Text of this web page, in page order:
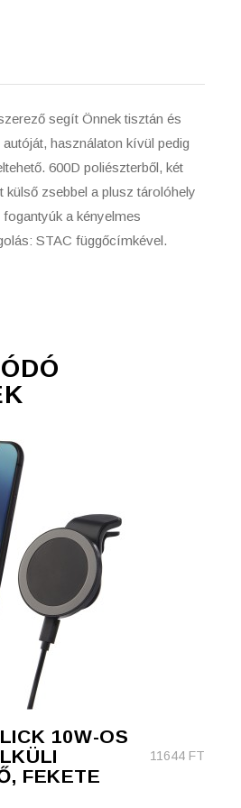
segít Önnek tisztán és
használaton kívül pedig
600D poliészterből, két
külső zsebbel a plusz tárolóhely
a kényelmes
STAC függőcímkével.
10W-OS
FEKETE
11644 FT